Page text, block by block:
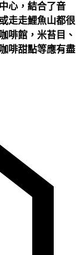
心，結合了音
走走鯉魚山都很
啡館，米苔目、
啡甜點等應有盡